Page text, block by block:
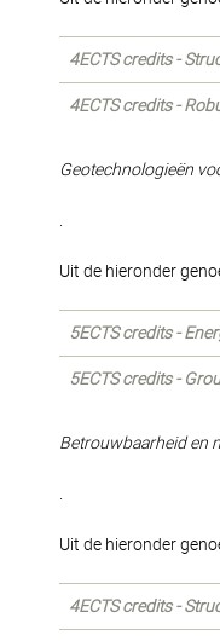
4ECTS credits -
4ECTS credits -
Geotechnologieën
Uit de hieronder
5ECTS credits -
5ECTS credits -
Betrouwbaarheid en
Uit de hieronder
4ECTS credits -